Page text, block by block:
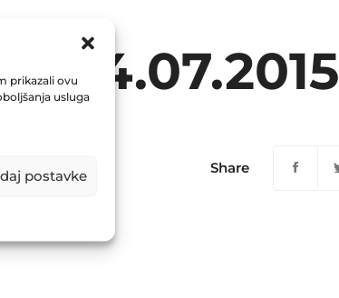
prikazali ovu
usluga
postavke
14.07.2015
Share